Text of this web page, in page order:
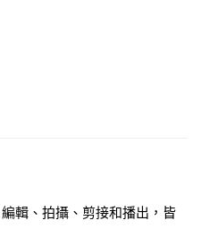
輯、拍攝、剪接和播出，皆